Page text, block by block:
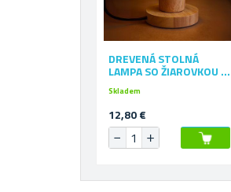
DREVENÁ STOLNÁ
LAMPA SO ŽIAROVKOU -
12,80 €
Skladem